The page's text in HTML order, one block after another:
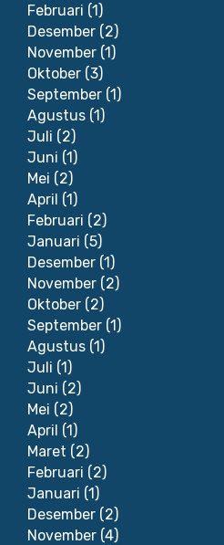
Februari (1)
Desember (2)
November (1)
Oktober (3)
September (1)
Agustus (1)
Juli (2)
Juni (1)
Mei (2)
April (1)
Februari (2)
Januari (5)
Desember (1)
November (2)
Oktober (2)
September (1)
Agustus (1)
Juli (1)
Juni (2)
Mei (2)
April (1)
Maret (2)
Februari (2)
Januari (1)
Desember (2)
November (4)